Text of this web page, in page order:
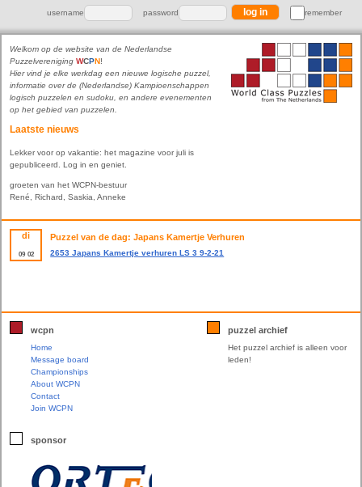
username password remember
Welkom op de website van de Nederlandse
Puzzelvereniging WCPN!
Hier vind je elke werkdag een nieuwe logische puzzel,
informatie over de (Nederlandse) Kampioenschappen
logisch puzzelen en sudoku, en andere evenementen
op het gebied van puzzelen.
Laatste nieuws
Lekker voor op vakantie: het magazine voor juli is
gepubliceerd. Log in en geniet.
groeten van het WCPN-bestuur
René, Richard, Saskia, Anneke
di
09 02
Puzzel van de dag: Japans Kamertje Verhuren
2653 Japans Kamertje verhuren LS 3 9-2-21
wcpn
Home
Message board
Championships
About WCPN
Contact
Join WCPN
sponsor
puzzel archief
Het puzzel archief is alleen voor
leden!